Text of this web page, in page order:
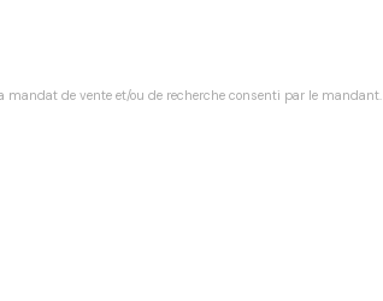
de vente et/ou de recherche consenti par le mandant.